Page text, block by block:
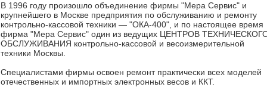
В 1996 году произошло объединение фирмы "Мера Сервис" и
крупнейшего в Москве предприятия по обслуживанию и ремонту
контрольно-кассовой техники — "ОКА-400", и по настоящее время
фирма "Мера Сервис" один из ведущих ЦЕНТРОВ
ОБСЛУЖИВАНИЯ контрольно-кассовой и весоизмерительной
техники Москвы.
Специалистами фирмы освоен ремонт практически всех моделей
отечественных и импортных электронных весов и ККТ.